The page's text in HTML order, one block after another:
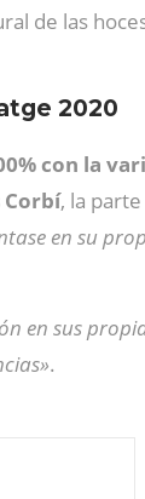
de las
2020
con la
Corbí, la parte
en su
en sus
.